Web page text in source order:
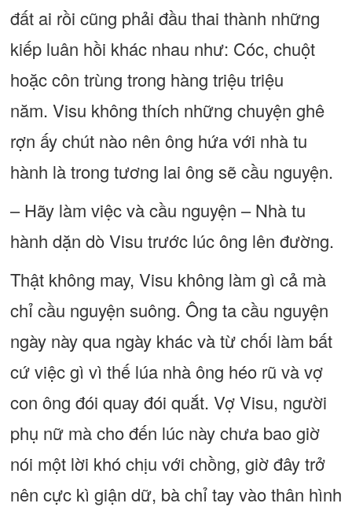
đất ai rồi cũng phải đầu thai thành những
kiếp luân hồi khác nhau như: Cóc, chuột
hoặc côn trùng trong hàng triệu triệu
năm. Visu không thích những chuyện ghê
rợn ấy chút nào nên ông hứa với nhà tu
hành là trong tương lai ông sẽ cầu nguyện.
– Hãy làm việc và cầu nguyện – Nhà tu
hành dặn dò Visu trước lúc ông lên đường.
Thật không may, Visu không làm gì cả mà
chỉ cầu nguyện suông. Ông ta cầu nguyện
ngày này qua ngày khác và từ chối làm bất
cứ việc gì vì thế lúa nhà ông héo rũ và vợ
con ông đói quay đói quắt. Vợ Visu, người
phụ nữ mà cho đến lúc này chưa bao giờ
nói một lời khó chịu với chồng, giờ đây trở
nên cực kì giận dữ, bà chỉ tay vào thân hình